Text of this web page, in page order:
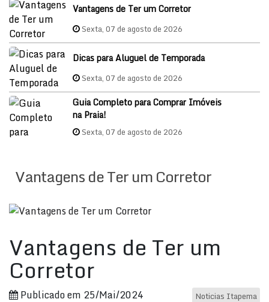
Vantagens de Ter um Corretor
Sexta, 07 de agosto de 2026
Dicas para Aluguel de Temporada
Sexta, 07 de agosto de 2026
Guia Completo para Comprar Imóveis
na Praia!
Sexta, 07 de agosto de 2026
Vantagens de Ter um Corretor
Vantagens de Ter um
Corretor
Publicado em 25/Mai/2024 Noticias Itapema